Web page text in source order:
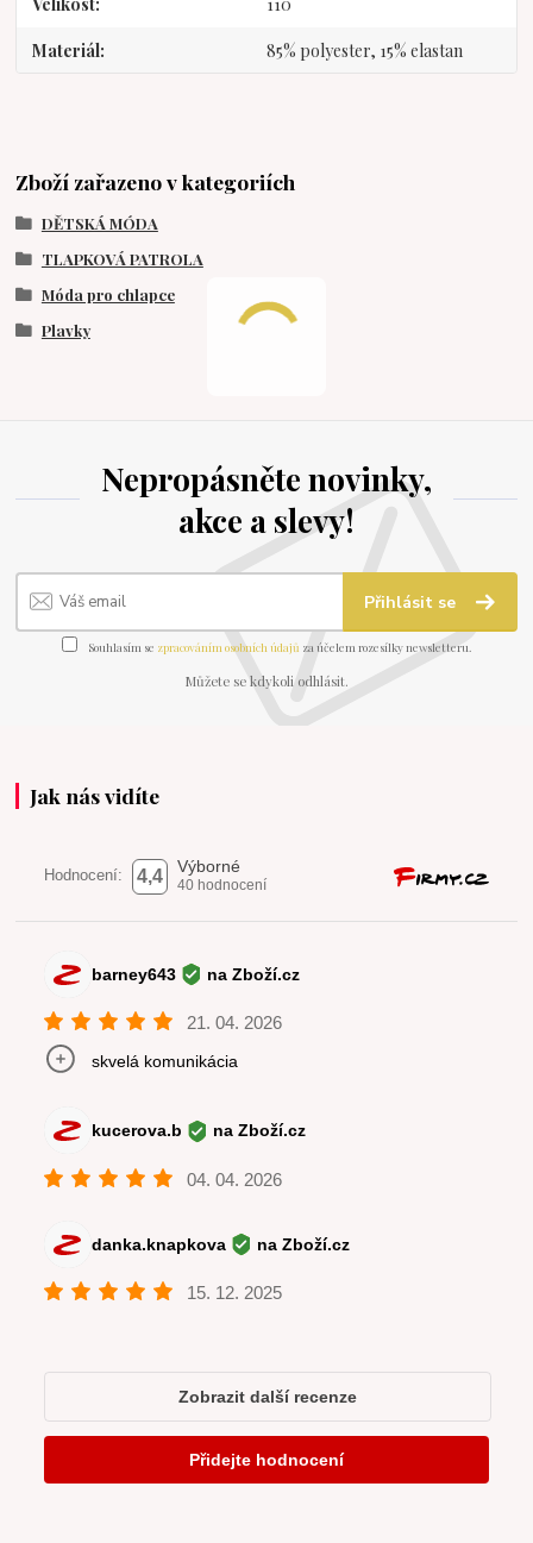
Materiál 85% polyester, 15% elastan
Zboží zařazeno v kategoriích
DĚTSKÁ MÓDA
TLAPKOVÁ PATROLA
Móda pro chlapce
Plavky
Nepropásněte novinky,
akce a slevy!
Přihlásit se
Souhlasím se zpracováním osobních údajů za účelem rozesílky newsletteru.
Můžete se kdykoli odhlásit.
Jak nás vidíte